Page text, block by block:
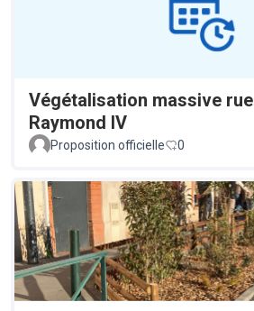
Végétalisation massive rue
Raymond IV
Proposition officielle 0